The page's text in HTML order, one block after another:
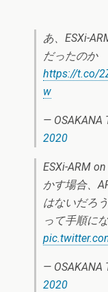
あ、ESXi-
だったのか
https://t.co/
w
— OSAKANA
2020
ESXi-ARM
かす場合、
はないだろ
って手順に
— OSAKANA
2020